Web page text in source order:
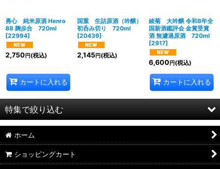
勇心 純米原酒 Henro
88 麹歩合 720ml
[22994]
2,750 円 (税込)
カートに入れる
国重 生詰原酒（吟醸）
初呑み切り 720ml
[20439]
2,145円(税込)
綾菊 大吟醸 令和8年全
国新酒鑑評会 金賞受賞
酒 無濾過原酒 720ml
[2917]
6,600 円(税込)
カートに入れる
特集で絞り込む
2026年8月DMワイン
2026年7月DMワイン
ホーム
ショッピングカート